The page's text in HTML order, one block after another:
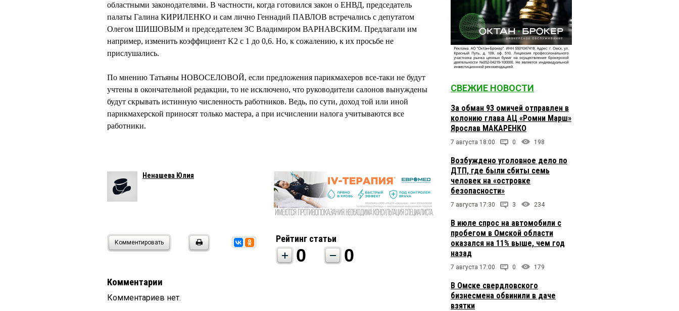
областными законодателями. В частности, когда готовился закон о ЕНВД, председатель
палаты Галина КИРИЛЕНКО и сам лично Геннадий ПАВЛОВ встречались с депутатом
Олегом ШИШОВЫМ и председателем ЗС Владимиром ВАРНАВСКИМ. Предлагали им
например, изменить коэффициент K2 с 1 до 0,6. Но, к сожалению, к их просьбе не
прислушались.
По мнению Татьяны НОВОСЕЛОВОЙ, если предложения парикмахеров все-таки не будут
учтены в окончательной редакции, то не исключено, что руководители салонов вынуждены
будут скрывать истинную численность работников. Ведь, по сути, доход той или иной
парикмахерской приносят только мастера, а при исчислении налога учитываются все
работники.
Ненашева Юлия
Комментировать Рейтинг статьи
0 0
Комментарии
Комментариев нет.
СВЕЖИЕ НОВОСТИ
За обман 93 омичей отправлен в
колонию глава АЦ «Ромни Марш»
Ярослав МАКАРЕНКО
7 августа 18:00 0 198
Возбуждено уголовное дело по
ДТП, где были сбиты семь
человек на «островке
безопасности»
7 августа 17:30 3 234
В июле спрос на автомобили с
пробегом в Омской области
оказался на 11% выше, чем год
назад
7 августа 17:00 0 179
В Омске свердловского
бизнесмена обвинили в даче
взятки